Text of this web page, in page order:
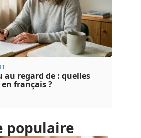
au regard de : quelles
français ?
populaire